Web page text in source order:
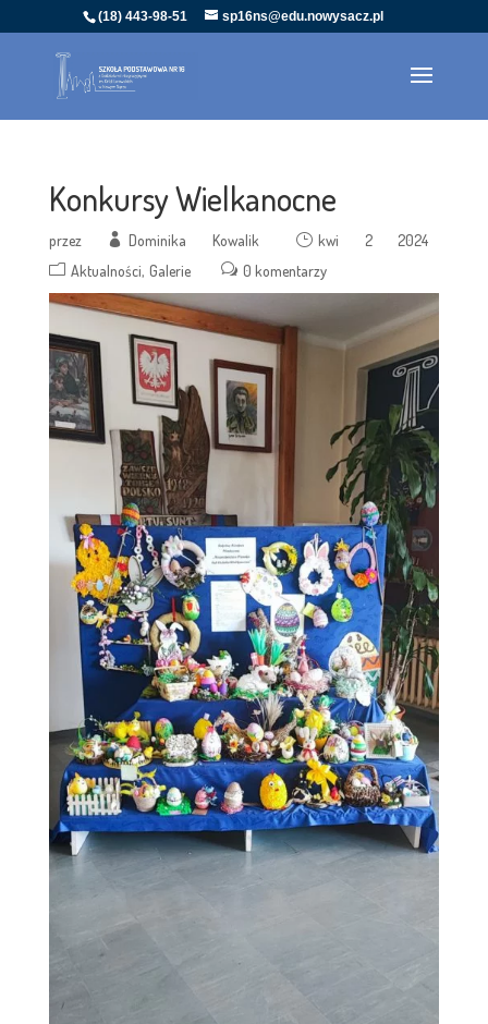
(18) 443-98-51 sp16ns@edu.nowysacz.pl
Konkursy Wielkanocne
przez Dominika Kowalik
kwi 2 2024
Aktualności Galerie 0 komentarzy